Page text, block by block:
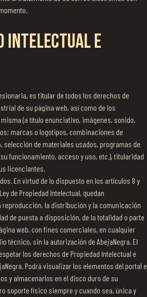
INTELECTUAL E
es titular de todos los derechos de
de su página web, así como de los
(a título enunciativo, imágenes, sonido,
marcas o logotipos, combinaciones de
selección de materiales usados, programas de
funcionamiento, acceso y uso, etc.), titularidad
licenciantes.
En virtud de lo dispuesto en los artículos 8 y
de Propiedad Intelectual, quedan
la distribución y la comunicación
de puesta a disposición, de la totalidad o parte
web, con fines comerciales, en cualquier
técnico, sin la autorización de AbejaNegra. El
los derechos de Propiedad Intelectual e
Podrá visualizar los elementos del portal e
y almacenarlos en el disco duro de su
soporte físico siempre y cuando sea, única y